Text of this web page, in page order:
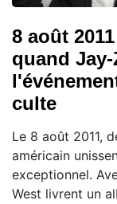
8 août
quand
culte
Le 8 août 2011,
américain
exceptionnel.
West livrent un